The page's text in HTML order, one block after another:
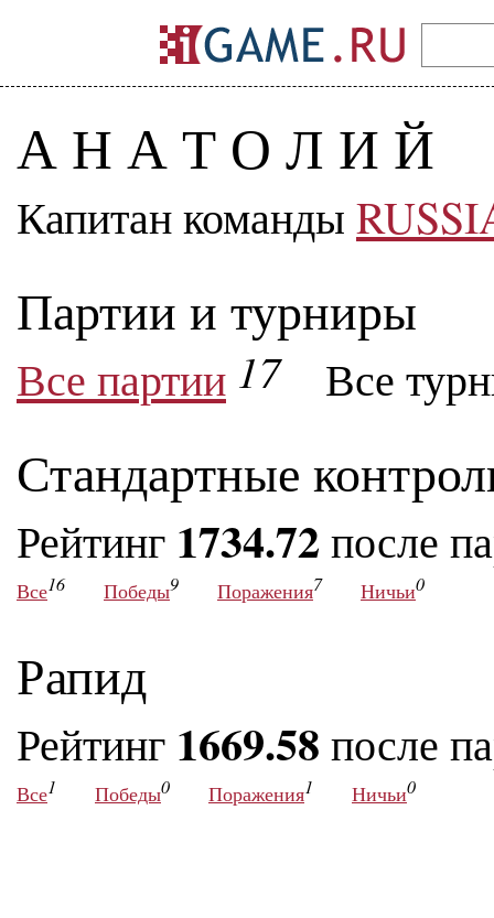
А Н А Т О Л И Й
Капитан команды
Партии и турниры
Все партии 17 Все
Стандартные
Рейтинг 1734.72 после
Все16 Победы9 Поражения7 Ничьи0
Рапид
Рейтинг 1669.58 после
Все1 Победы0 Поражения1 Ничьи0